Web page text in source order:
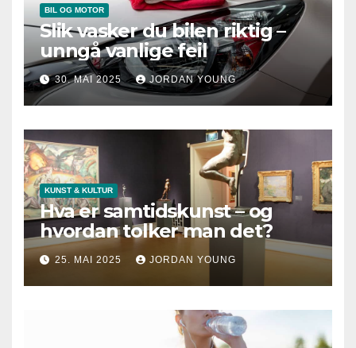
BIL OG MOTOR
Slik vasker du bilen riktig –
unngå vanlige feil
30. MAI 2025 JORDAN YOUNG
KUNST & KULTUR
Hva er samtidskunst – og
hvordan tolker man det?
25. MAI 2025 JORDAN YOUNG